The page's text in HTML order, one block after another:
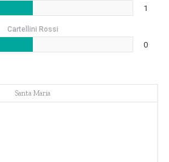
1
Cartellini Rossi
0
Santa Maria